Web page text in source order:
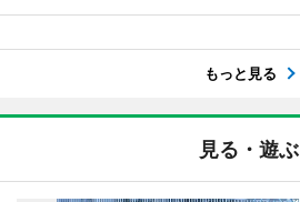
もっと見る
見る・遊ぶ